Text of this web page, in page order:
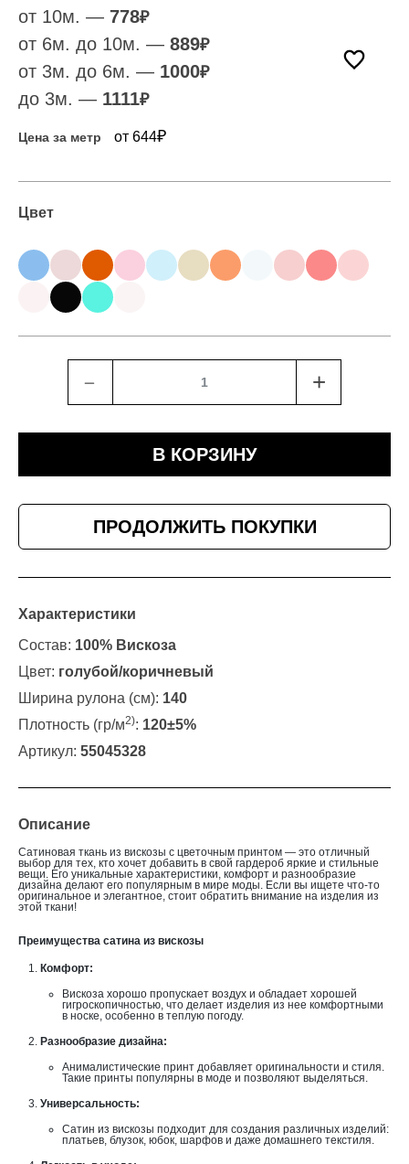
от 10м. — 778₽
от 6м. до 10м. — 889₽
от 3м. до 6м. — 1000₽
до 3м. — 1111₽
Цена за метр от 644₽
Цвет
﹣ +
В КОРЗИНУ
ПРОДОЛЖИТЬ ПОКУПКИ
Характеристики
Состав: 100% Вискоза
Цвет: голубой/коричневый
Ширина рулона (см): 140
Плотность (гр/м2): 120±5%
Артикул: 55045328
Описание
Сатиновая ткань из вискозы с цветочным принтом — это отличный
выбор для тех, кто хочет добавить в свой гардероб яркие и стильные
вещи. Его уникальные характеристики, комфорт и разнообразие
дизайна делают его популярным в мире моды. Если вы ищете что-то
оригинальное и элегантное, стоит обратить внимание на изделия из
этой ткани!
Преимущества сатина из вискозы
Комфорт:
Вискоза хорошо пропускает воздух и обладает хорошей
гигроскопичностью, что делает изделия из нее комфортными
в носке, особенно в теплую погоду.
Разнообразие дизайна:
Анималистические принт добавляет оригинальности и стиля.
Такие принты популярны в моде и позволяют выделяться.
Универсальность:
Сатин из вискозы подходит для создания различных изделий:
платьев, блузок, юбок, шарфов и даже домашнего текстиля.